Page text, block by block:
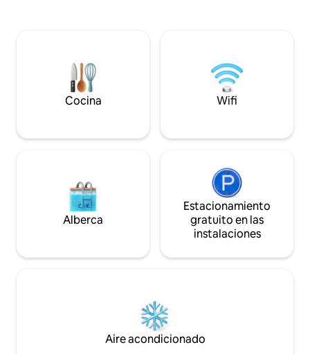
tamaño queen
acceso en coche
National, el
Cocina Wifi
Alberca
Estacionamiento
gratuito en las
instalaciones
Aire acondicionado